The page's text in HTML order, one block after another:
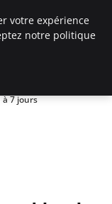
7 jours
votre expérience
notre politique